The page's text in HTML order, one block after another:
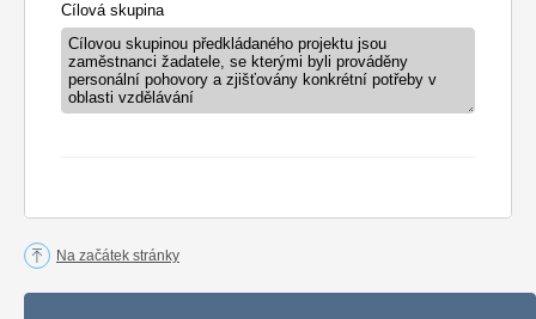
Cílová skupina
Cílovou skupinou předkládaného projektu jsou
zaměstnanci žadatele, se kterými byli prováděny
personální pohovory a zjišťovány konkrétní potřeby v
oblasti vzdělávání
Na začátek stránky